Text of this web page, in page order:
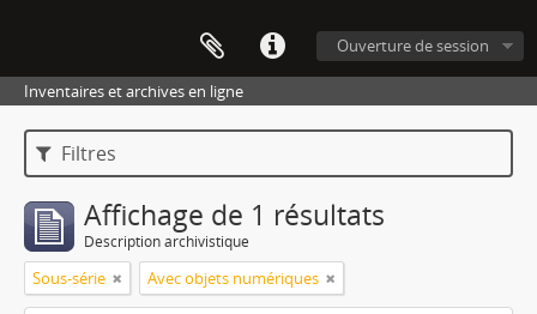
Ouverture de session
Inventaires et archives en ligne
Filtres
Affichage de 1 résultats
Description archivistique
Sous-série Avec objets numériques